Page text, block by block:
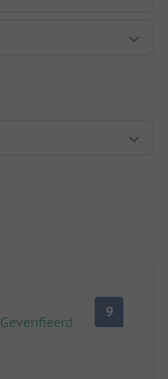
Geverifieerd
9